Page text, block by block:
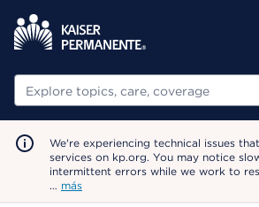
Buscar
We're experiencing technical issues
services on kp.org. You may notice
intermittent errors while we work to
… más